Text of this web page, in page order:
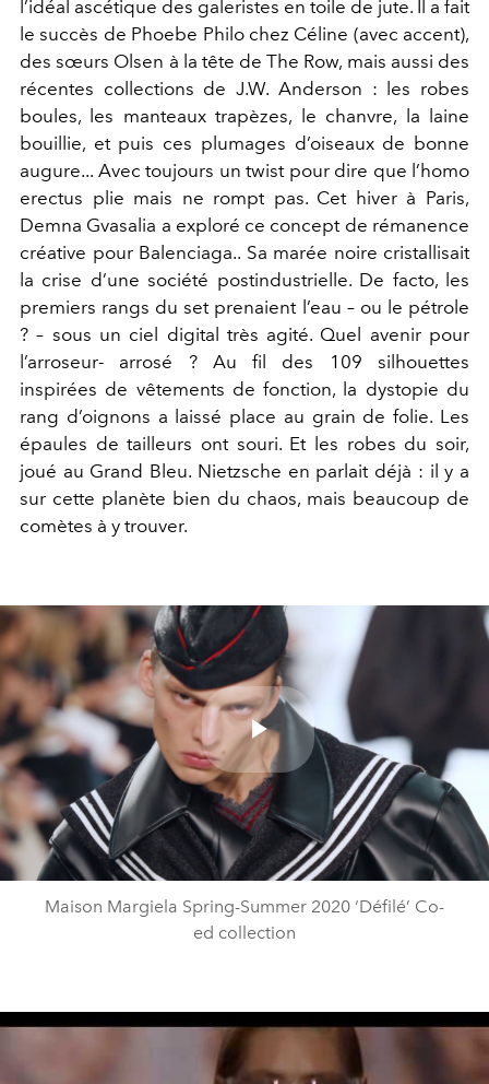
l’idéal ascétique des galeristes en toile de jute. Il a fait
le succès de Phoebe Philo chez Céline (avec accent),
des sœurs Olsen à la tête de The Row, mais aussi des
récentes collections de J.W. Anderson : les robes
boules, les manteaux trapèzes, le chanvre, la laine
bouillie, et puis ces plumages d’oiseaux de bonne
augure... Avec toujours un twist pour dire que l’homo
erectus plie mais ne rompt pas. Cet hiver à Paris,
Demna Gvasalia a exploré ce concept de rémanence
créative pour Balenciaga.. Sa marée noire cristallisait
la crise d’une société postindustrielle. De facto, les
premiers rangs du set prenaient l’eau – ou le pétrole
? – sous un ciel digital très agité. Quel avenir pour
l’arroseur- arrosé ? Au fil des 109 silhouettes
inspirées de vêtements de fonction, la dystopie du
rang d’oignons a laissé place au grain de folie. Les
épaules de tailleurs ont souri. Et les robes du soir,
joué au Grand Bleu. Nietzsche en parlait déjà : il y a
sur cette planète bien du chaos, mais beaucoup de
comètes à y trouver.
Play
Video
Maison Margiela Spring-Summer 2020 ‘Défilé’ Co-
ed collection